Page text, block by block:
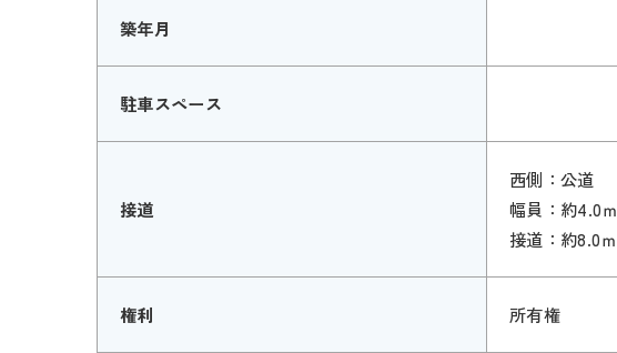
築年月
駐車スペース
接道
西側：公道
幅員：約4.0ｍ
接道：約8.0ｍ
権利 所有権